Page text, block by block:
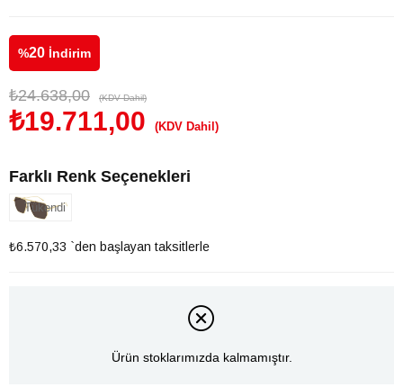
%20 İndirim
₺24.638,00 (KDV Dahil)
₺19.711,00 (KDV Dahil)
Farklı Renk Seçenekleri
Tükendi
₺6.570,33 `den başlayan taksitlerle
Ürün stoklarımızda kalmamıştır.